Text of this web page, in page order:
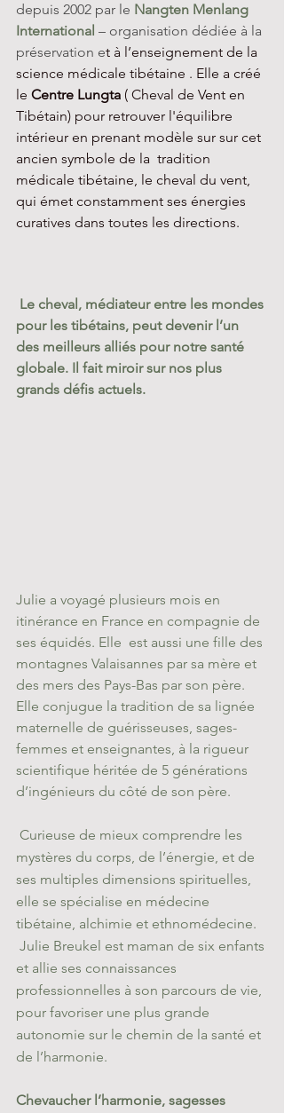
depuis 2002 par le Nangten Menlang
International – organisation dédiée à la
préservation et à l’enseignement de la
science médicale tibétaine . Elle a créé
le Centre Lungta ( Cheval de Vent en
Tibétain) pour retrouver l'équilibre
intérieur en prenant modèle sur sur cet
ancien symbole de la  tradition
médicale tibétaine, le cheval du vent,
qui émet constamment ses énergies
curatives dans toutes les directions.
Le cheval, médiateur entre les mondes
pour les tibétains, peut devenir l’un
des meilleurs alliés pour notre santé
globale. Il fait miroir sur nos plus
grands défis actuels.
Julie a voyagé plusieurs mois en
itinérance en France en compagnie de
ses équidés. Elle  est aussi une fille des
montagnes Valaisannes par sa mère et
des mers des Pays-Bas par son père.
Elle conjugue la tradition de sa lignée
maternelle de guérisseuses, sages-
femmes et enseignantes, à la rigueur
scientifique héritée de 5 générations
d’ingénieurs du côté de son père.
mystères du corps, de l’énergie, et de
ses multiples dimensions spirituelles,
elle se spécialise en médecine
tibétaine, alchimie et ethnomédecine.
et allie ses connaissances
professionnelles à son parcours de vie,
pour favoriser une plus grande
autonomie sur le chemin de la santé et
de l’harmonie.
Chevaucher l’harmonie, sagesses